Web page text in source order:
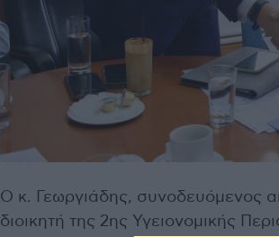
Ο κ. Γεωργιάδης, συνοδευόμενος
διοικητή της 2ης Υγειονομικής